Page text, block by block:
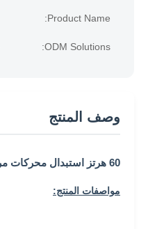
Product Name:
ODM Solutions:
وصف المنتج
60 هرتز استبدال محركات مروحة المكثف لمكيف الهواء 1/2 حصان ثلاثة سرعة
مواصفات المنتج: